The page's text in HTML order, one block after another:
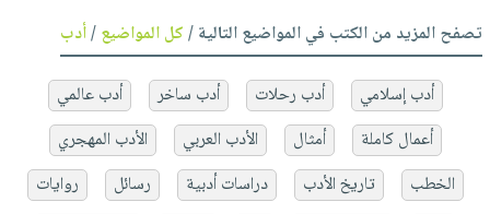
تصفح المزيد من الكتب في المواضيع التالية /كل المواضيع/أدب
أدب إسلامي أدب رحلات أدب ساخر
أدب عالمي
أعمال كاملة
أمثال الأدب العربي
الأدب المهجري
الخطب
تاريخ الأدب دراسات أدبية رسائل
روايات